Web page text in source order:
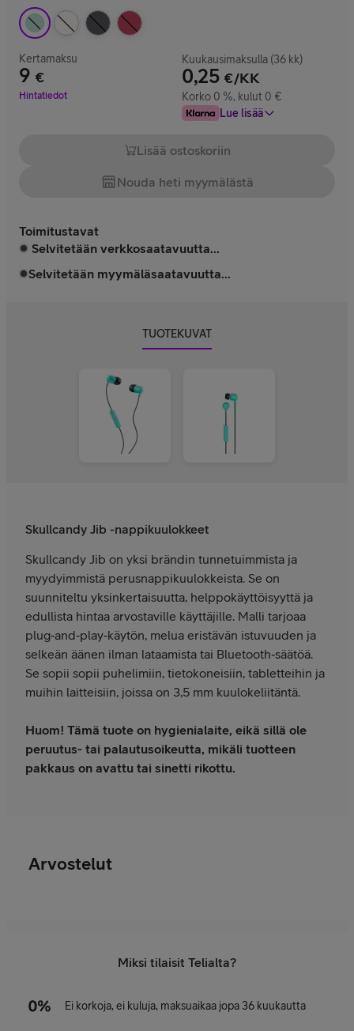
Kertamaksu
9 €
Hinta 9 €
Hintatiedot
Kuukausimaksulla (36 kk)
0,25 €/KK
Korko 0 %, kulut 0 €
Lue lisää
Lisää ostoskoriin
Nouda heti myymälästä
Toimitustavat
Selvitetään verkkosaatavuutta...
Selvitetään myymäläsaatavuutta...
TUOTEKUVAT
Skullcandy Jib -nappikuulokkeet
Skullcandy Jib on yksi brändin tunnetuimmista ja
myydyimmistä perusnappikuulokkeista. Se on
suunniteltu yksinkertaisuutta, helppokäyttöisyyttä ja
edullista hintaa arvostaville käyttäjille. Malli tarjoaa
plug‑and‑play‑käytön, melua eristävän istuvuuden ja
selkeän äänen ilman lataamista tai Bluetooth‑säätöä.
Se sopii sopii puhelimiin, tietokoneisiin, tabletteihin ja
muihin laitteisiin, joissa on 3,5 mm kuulokeliitäntä.
Huom! Tämä tuote on hygienialaite, eikä sillä ole
peruutus- tai palautusoikeutta, mikäli tuotteen
pakkaus on avattu tai sinetti rikottu.
Arvostelut
Miksi tilaisit Telialta?
Ei korkoja, ei kuluja, maksuaikaa jopa 36 kuukautta